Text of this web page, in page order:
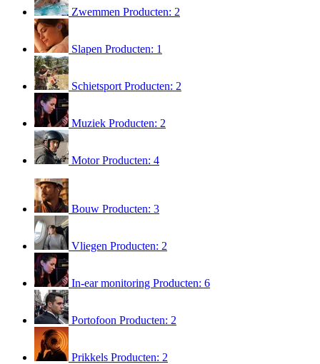
Zwemmen Producten: 2
Slapen Producten: 1
Schietsport Producten: 2
Muziek Producten: 2
MotorProducten: 4
Bouw Producten: 3
Vliegen Producten: 2
In-ear monitoring Producten: 6
Portofoon Producten: 2
Prikkels Producten: 2